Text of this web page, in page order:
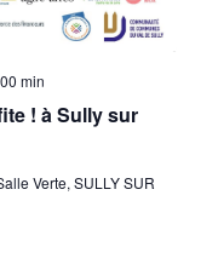
! à Sully sur
min
Verte, SULLY SUR